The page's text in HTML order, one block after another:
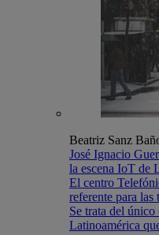
Beatriz Sanz
José Ignacio
la escena IoT de
El centro
referente para las
Se trata del
Latinoamérica